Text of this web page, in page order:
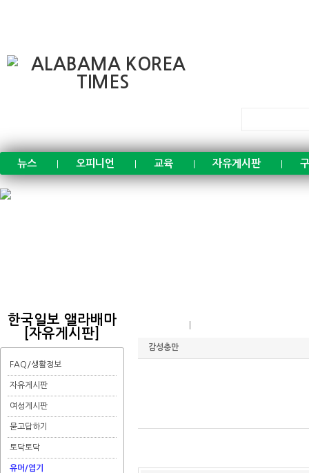
뉴스 오피니언 교육 자유게시판
한국일보 앨라배마
[자유게시판]
FAQ/생활정보
자유게시판
여성게시판
묻고답하기
토닥토닥
유머/엽기
감성충만